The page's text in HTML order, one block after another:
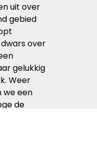
uit over
gebied
over
gelukkig
Weer
we een
de